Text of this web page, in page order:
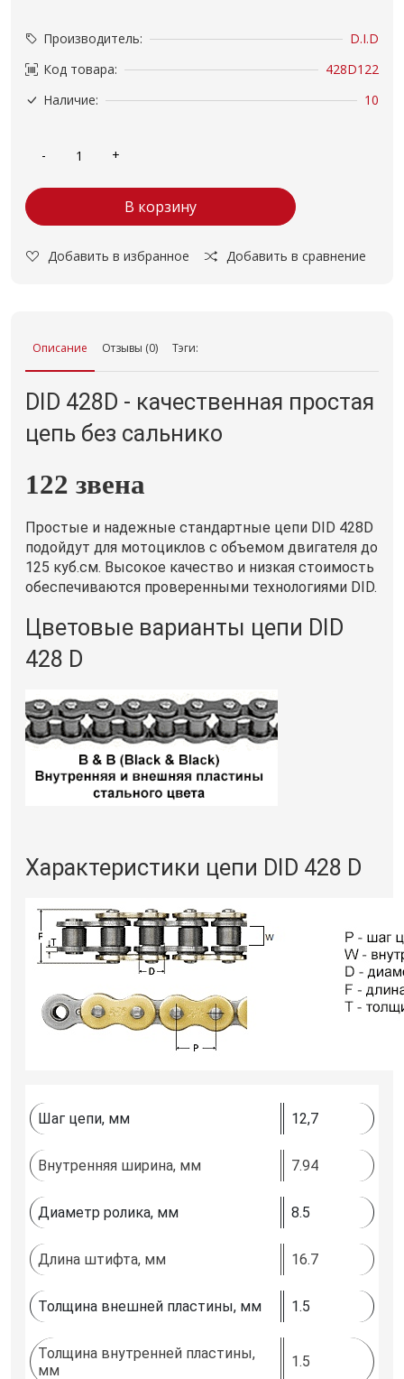
Производитель:
D.I.D
Код товара:
428D122
Наличие:
10
В корзину
Добавить в избранное Добавить в сравнение
Описание Отзывы (0) Тэги:
DID 428D - качественная простая
цепь без сальнико
122 звена
Простые и надежные стандартные цепи DID 428D
подойдут для мотоциклов с объемом двигателя до
125 куб.см. Высокое качество и низкая стоимость
обеспечиваются проверенными технологиями DID.
Цветовые варианты цепи DID
428 D
Характеристики цепи DID 428 D
Шаг цепи, мм 12,7
Внутренняя ширина, мм 7.94
Диаметр ролика, мм 8.5
Длина штифта, мм 16.7
Толщина внешней пластины, мм 1.5
Толщина внутренней пластины,
мм
1.5